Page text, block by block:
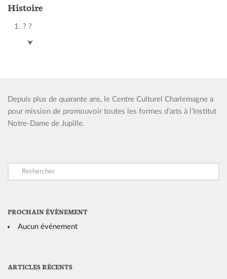
Histoire
? ?
⮟
Depuis plus de quarante ans, le Centre Culturel Charlemagne a
pour mission de promouvoir toutes les formes d’arts à l’Institut
Notre-Dame de Jupille.
PROCHAIN ÉVÈNEMENT
Aucun événement
ARTICLES RÉCENTS